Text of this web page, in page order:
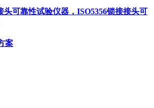
头可靠性试验仪器，ISO5356锁接接头可
案